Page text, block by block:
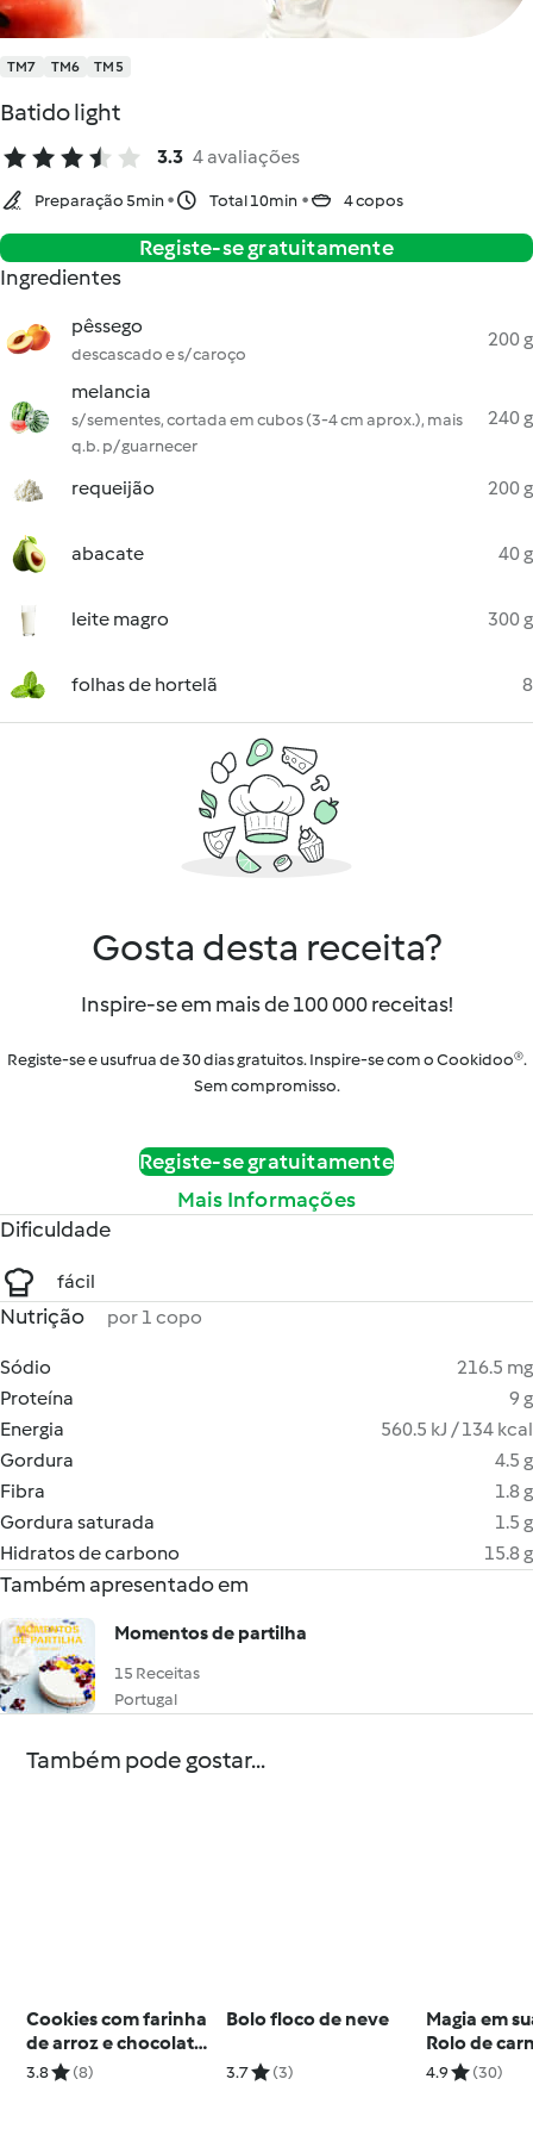
TM7 TM6 TM5
Batido light
3.3 4 avaliações
Preparação 5min Total 10min 4 copos
Registe-se gratuitamente
Ingredientes
pêssego
descascado e s/ caroço
200 g
melancia
s/ sementes, cortada em cubos (3-4 cm aprox.), mais
q.b. p/ guarnecer
240 g
requeijão 200 g
abacate 40 g
leite magro 300 g
folhas de hortelã 8
Gosta desta receita?
Inspire-se em mais de 100 000 receitas!
Registe-se e usufrua de 30 dias gratuitos. Inspire-se com o Cookidoo®.
Sem compromisso.
Registe-se gratuitamente
Mais Informações
Dificuldade
fácil
Nutrição por 1 copo
Sódio
216.5 mg
Proteína
9 g
Energia
560.5 kJ / 134 kcal
Gordura
4.5 g
Fibra
1.8 g
Gordura saturada
1.5 g
Hidratos de carbono
15.8 g
Também apresentado em
Momentos de partilha
15 Receitas
Portugal
Também pode gostar...
Cookies com farinha
de arroz e chocolate
sem glúten
3.8 (8)
Bolo floco de neve
3.7 (3)
Magia em
Rolo de
4.9 (30)